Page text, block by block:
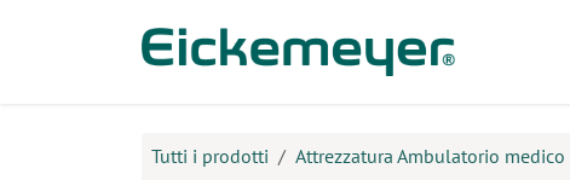
Tutti i prodotti Attrezzatura Ambulatorio medico